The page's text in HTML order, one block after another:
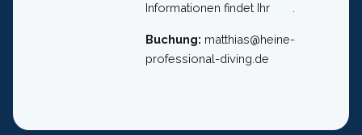
Informationen findet Ihr
Buchung: matthias@heine-
professional-diving.de